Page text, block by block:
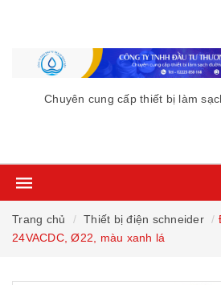
Chuyên cung cấp thiết bị làm
Trang chủ Thiết bị điện schneider
24VACDC, Ø22, màu xanh lá